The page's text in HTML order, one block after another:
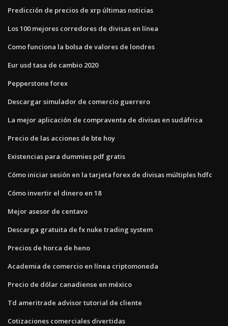
Predicción de precios de xrp últimas noticias
Los 100 mejores corredores de divisas en línea
Como funciona la bolsa de valores de londres
Eur usd tasa de cambio 2020
Pepperstone forex
Descargar simulador de comercio guerrero
La mejor aplicación de compraventa de divisas en sudáfrica
Precio de las acciones de bte hoy
Existencias para dummies pdf gratis
Cómo iniciar sesión en la tarjeta forex de divisas múltiples hdfc
Cómo invertir el dinero en 18
Mejor asesor de centavo
Descarga gratuita de fx nuke trading system
Precios de horca de heno
Academia de comercio en línea criptomoneda
Precio de dólar canadiense en méxico
Td ameritrade advisor tutorial de cliente
Cotizaciones comerciales divertidas